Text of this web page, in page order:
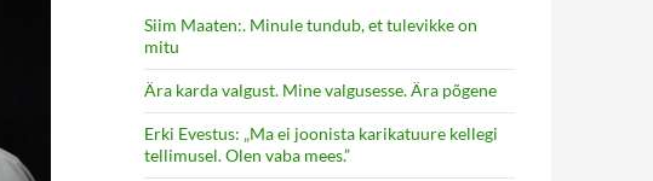
Siim Maaten:. Minule tundub, et tulevikke on
mitu
Ära karda valgust. Mine valgusesse. Ära põgene
Erki Evestus: „Ma ei joonista karikatuure kellegi
tellimusel. Olen vaba mees.”